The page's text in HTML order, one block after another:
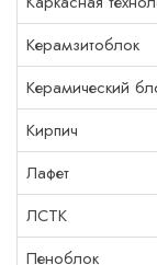
Керамзитоблок
Керамический
Кирпич
Лафет
ЛСТК
Пеноблок